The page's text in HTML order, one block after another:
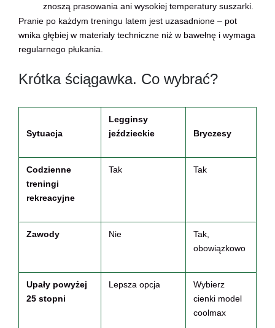
znoszą prasowania ani wysokiej temperatury suszarki.
Pranie po każdym treningu latem jest uzasadnione – pot
wnika głębiej w materiały techniczne niż w bawełnę i wymaga
regularnego płukania.
Krótka ściągawka. Co wybrać?
Sytuacja
Legginsy
jeździeckie
Bryczesy
Codzienne
treningi
rekreacyjne
Tak Tak
Zawody Nie
Tak,
obowiązkowo
Upały powyżej
25 stopni
Lepsza opcja
Wybierz
cienki model
coolmax